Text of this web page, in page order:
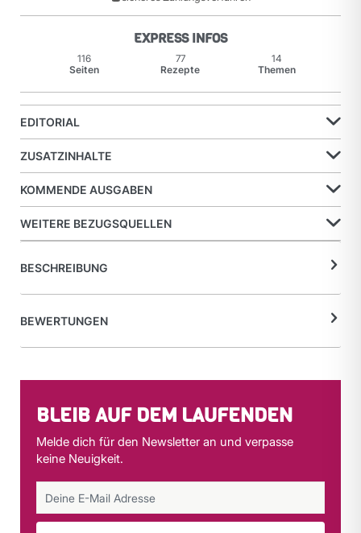
EXPRESS INFOS
116
Seiten
77
Rezepte
14
Themen
EDITORIAL
ZUSATZINHALTE
KOMMENDE AUSGABEN
WEITERE BEZUGSQUELLEN
BESCHREIBUNG
BEWERTUNGEN
BLEIB AUF DEM LAUFENDEN
Melde dich für den Newsletter an und verpasse
keine Neuigkeit.